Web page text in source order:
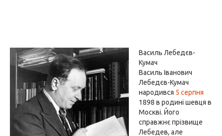
Василь Лебедєв-
Кумач
Василь Іванович
Лебедєв-Кумач
народився 5 серпня
1898 в родині шевця в
Москві. Його
справжнє прізвище
Лебедев, але